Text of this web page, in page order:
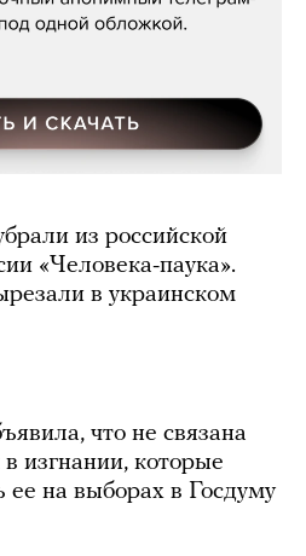
из российской
«Человека-паука».
в украинском
что не связана
изгнании, которые
на выборах в Госдуму